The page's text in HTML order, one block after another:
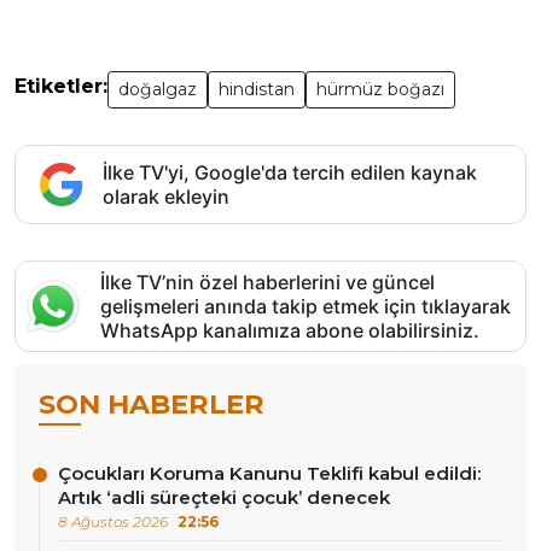
Etiketler: doğalgaz hindistan hürmüz boğazı
İlke TV'yi, Google'da tercih edilen kaynak
olarak ekleyin
İlke TV’nin özel haberlerini ve güncel
gelişmeleri anında takip etmek için tıklayarak
WhatsApp kanalımıza abone olabilirsiniz.
SON HABERLER
Çocukları Koruma Kanunu Teklifi kabul edildi:
Artık ‘adli süreçteki çocuk’ denecek
8 Ağustos 2026 22:56